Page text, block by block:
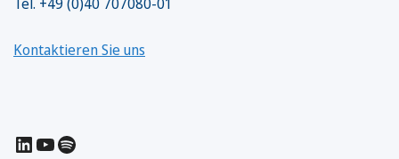
Kontaktieren Sie uns
LinkedIn
YouTube
Spotify